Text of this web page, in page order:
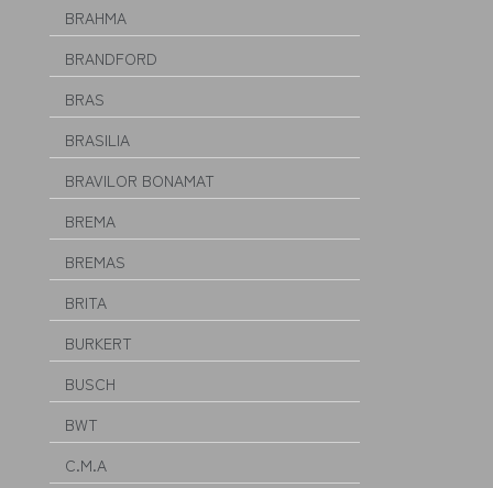
BRAHMA
BRANDFORD
BRAS
BRASILIA
BRAVILOR BONAMAT
BREMA
BREMAS
BRITA
BURKERT
BUSCH
BWT
C.M.A